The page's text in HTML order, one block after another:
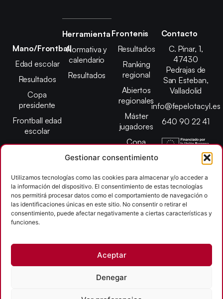
Gestionar consentimiento
Utilizamos tecnologías como las cookies para almacenar y/o acceder a
la información del dispositivo. El consentimiento de estas tecnologías
nos permitirá procesar datos como el comportamiento de navegación o
las identificaciones únicas en este sitio. No consentir o retirar el
consentimiento, puede afectar negativamente a ciertas características y
funciones.
Aceptar
Denegar
Mano/Frontball
Edad escolar
Resultados
Copa
presidente
Frontball edad
escolar
Herramienta
Normativa y
calendario
Resultados
Frontenis
Resultados
Ranking
regional
Abiertos
regionales
Máster
jugadores
Copa
presidente
escolar
Campeonato
provincial
León
Contacto
C. Pinar, 1,
47430
Pedrajas de
San Esteban,
Valladolid
info@fepelotacyl.es
640 90 22 41
Copyright © 2026
Federación Pelota Castilla y León | FePelotaCyL
| Desarrollado porTOOOLS